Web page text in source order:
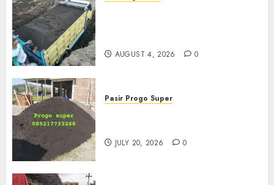
AUGUST 4, 2026 0
Pasir Progo Super
JULY 20, 2026 0